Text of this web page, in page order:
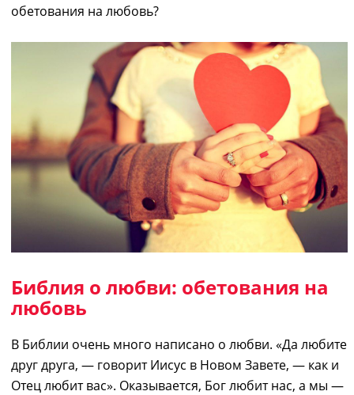
обетования на любовь?
Библия о любви: обетования на
любовь
В Библии очень много написано о любви. «Да любите
друг друга, ― говорит Иисус в Новом Завете, ― как и
Отец любит вас». Оказывается, Бог любит нас, а мы ―